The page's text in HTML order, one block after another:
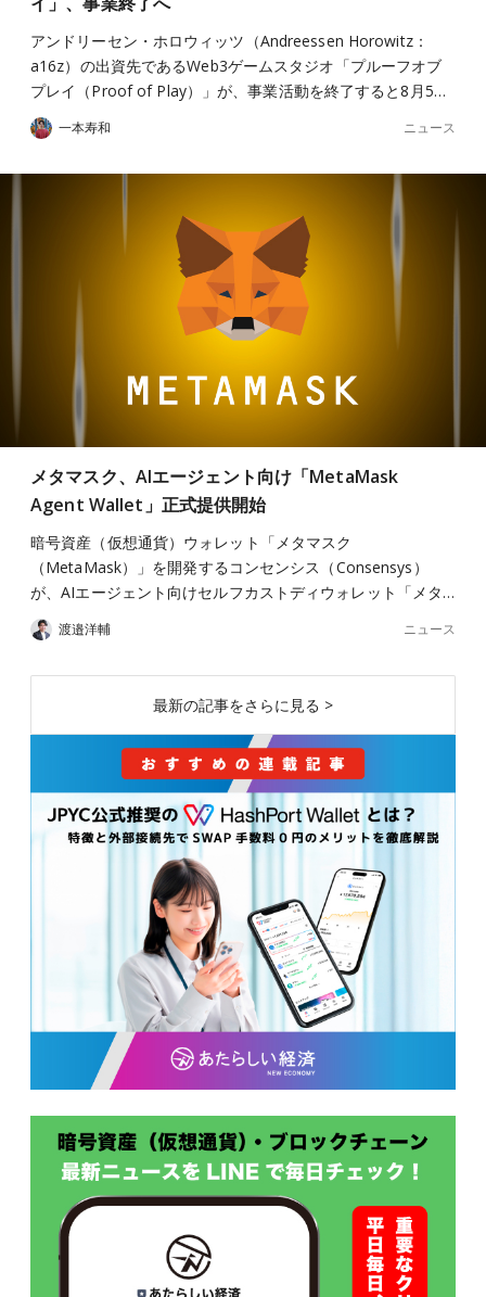
アンドリーセン・ホロウィッツ（Andreessen Horowitz：
a16z）の出資先であるWeb3ゲームスタジオ「プルーフオブ
プレイ（Proof of Play）」が、事業活動を終了すると8月5…
一本寿和 ニュース
メタマスク、AIエージェント向け「MetaMask
Agent Wallet」正式提供開始
暗号資産（仮想通貨）ウォレット「メタマスク
（MetaMask）」を開発するコンセンシス（Consensys）
が、AIエージェント向けセルフカストディウォレット「メタ…
渡邉洋輔 ニュース
最新の記事をさらに見る >